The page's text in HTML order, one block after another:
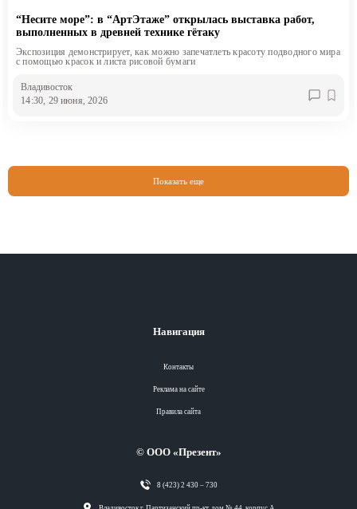
“Несите море”: в “АртЭтаже” открылась выставка работ,
выполненных в древней технике гётаку
Экспозиция демонстрирует, как можно запечатлеть красоту подводного мира
с помощью красок и листа рисовой бумаги
Владивосток
14:30, 29 июня, 2026
Показать еще
Навигация
Контакты
Реклама на сайте
Правила сайта
© ООО «Презент»
8 (423) 2 430 – 730